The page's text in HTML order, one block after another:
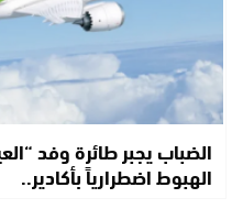
الضباب يجبر طائرة وفد
الهبوط اضطرارياً بأكادير..